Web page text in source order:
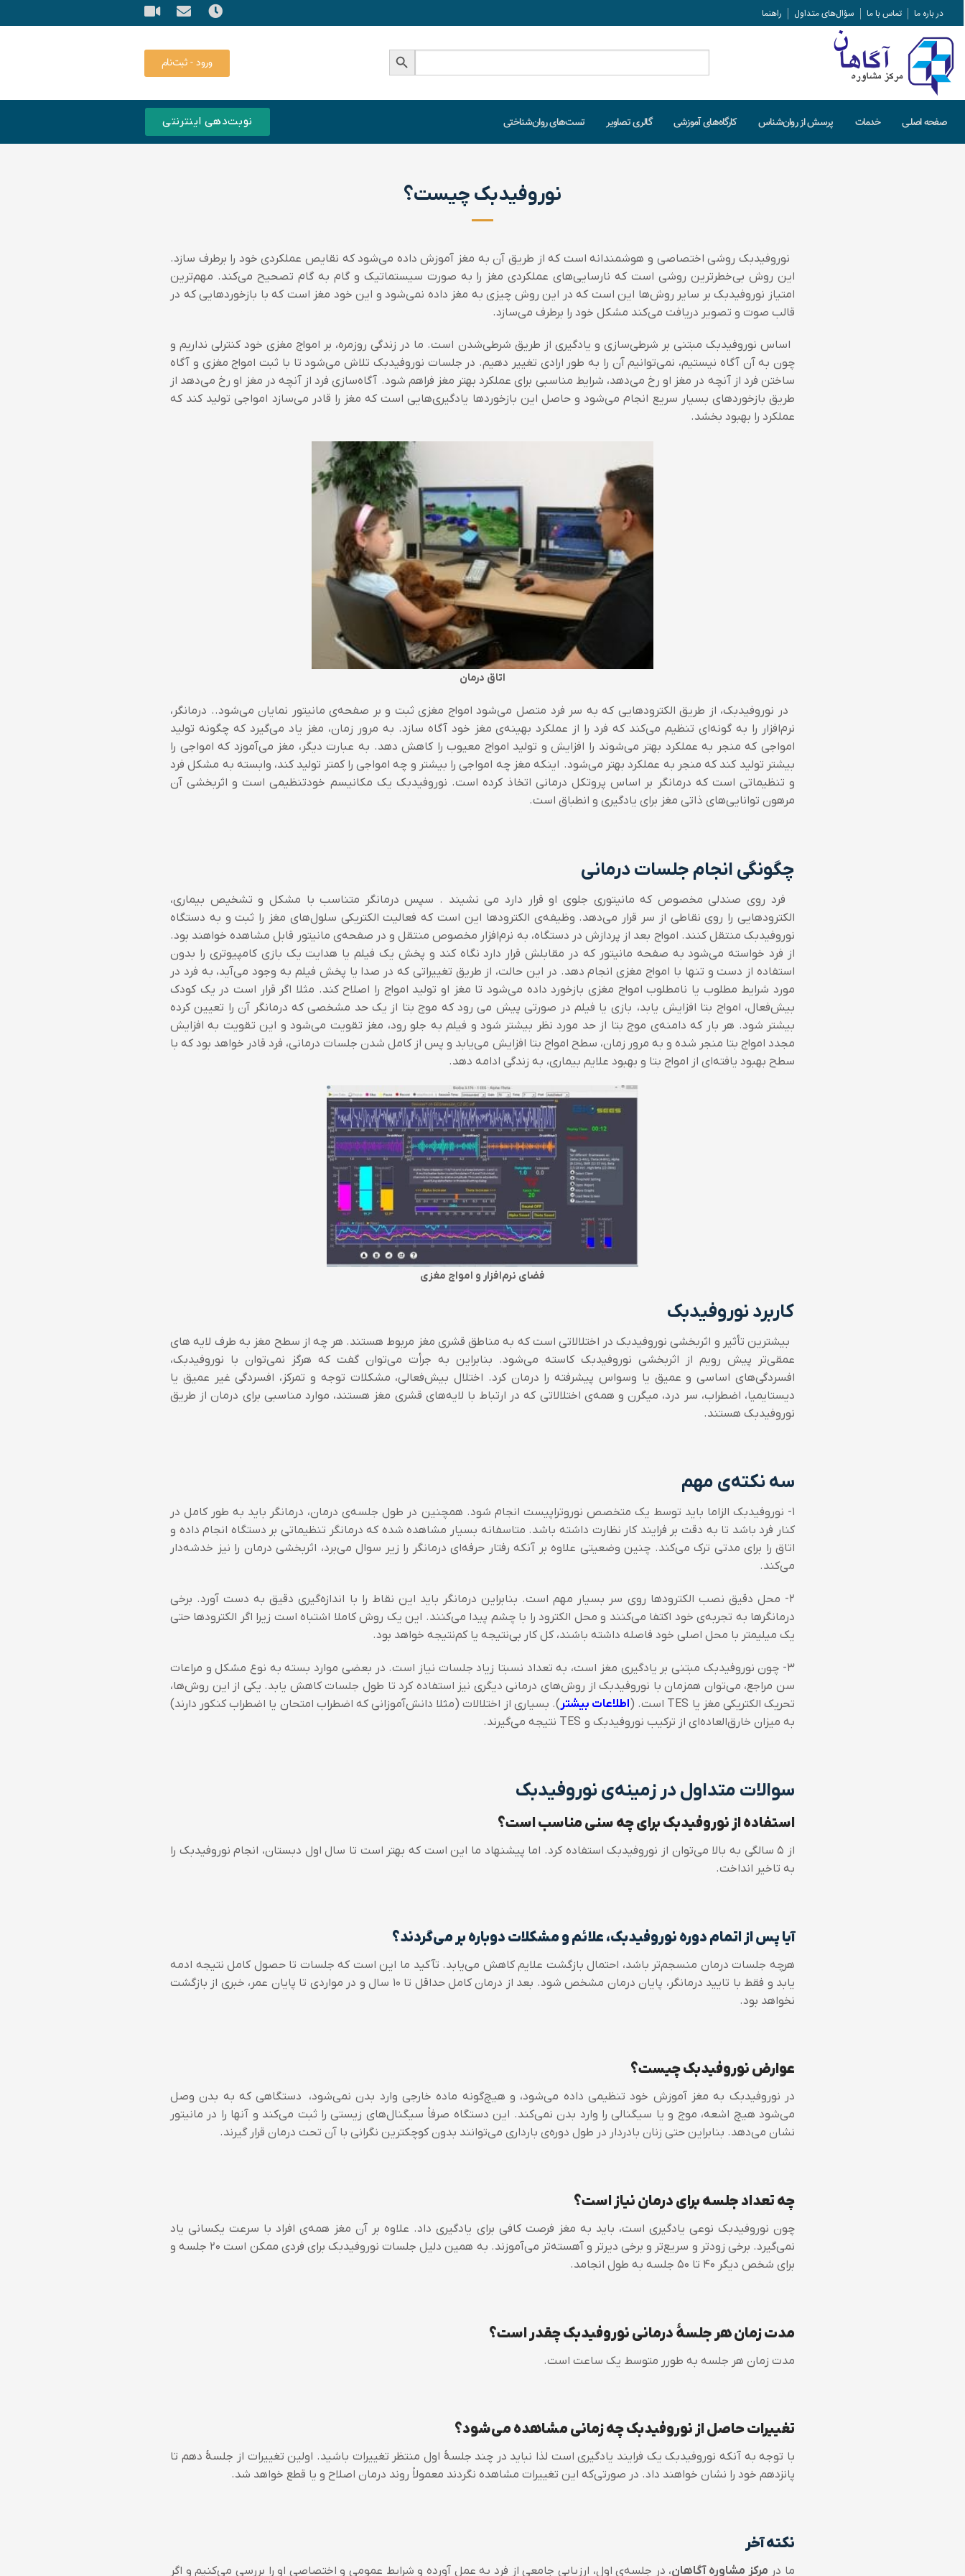
در باره ما تماس با ما سؤال‌های متداول راهنما
جستجو دکمه جستجو
ورود - ثبت‌نام
صفحه اصلـی خدمات پرسش از روان‌شناس کارگاه‌های آموزشی گالری تصاویر تست‌های روان‌شناختی نوبت‌دهی اینترنتی
نوروفیدبک چیست؟
نوروفیدبک روشی اختصاصی و هوشمندانه است که از طریق آن به مغز آموزش داده می‌شود که نقایص عملکردی خود را برطرف سازد.
این روش بی‌خطرترین روشی است که نارسایی‌های عملکردی مغز را به صورت سیستماتیک و گام به گام تصحیح می‌کند. مهم‌ترین
امتیاز نوروفیدبک بر سایر روش‌ها این است که در این روش چیزی به مغز داده نمی‌شود و این خود مغز است که با بازخوردهایی که در
قالب صوت و تصویر دریافت می‌کند مشکل خود را برطرف می‌سازد.
اساس نوروفیدبک مبتنی بر شرطی‌سازی و یادگیری از طریق شرطی‌شدن است. ما در زندگی روزمره‌، بر امواج مغزی خود کنترلی نداریم و
چون به آن آگاه نیستیم، نمی‌توانیم آن را به طور ارادی تغییر دهیم. در جلسات نوروفیدبک تلاش می‌شود تا با ثبت امواج مغزی و آگاه
ساختن فرد از آنچه در مغز او رخ می‌دهد، شرایط مناسبی برای عملکرد بهتر مغز فراهم شود. آگاه‌سازی فرد از آنچه در مغز او رخ می‌دهد از
طریق بازخوردهای بسیار سریع انجام می‌شود و حاصل این بازخوردها یادگیری‌هایی است که مغز را قادر می‌سازد امواجی تولید کند که
عملکرد را بهبود بخشد.
اتاق درمان
در نوروفیدبک، از طریق الکترودهایی که به سر فرد متصل می‌شود امواج مغزی ثبت و بر صفحه‌ی مانیتور نمایان می‌شود.. درمانگر،
نرم‌افزار را به گونه‌ای تنظیم می‌کند که فرد را از عملکرد بهینه‌ی مغز خود آگاه سازد. به مرور زمان، مغز یاد می‌گیرد که چگونه تولید
امواجی که منجر به عملکرد بهتر می‌شوند را افزایش و تولید امواج معیوب را کاهش دهد. به عبارت دیگر، مغز می‌آموزد که امواجی را
بیشتر تولید کند که منجر به عملکرد بهتر می‌شود. اینکه مغز چه امواجی را بیشتر و چه امواجی را کمتر تولید کند، وابسته به مشکل فرد
و تنظیماتی است که درمانگر بر اساس پروتکل درمانی اتخاذ کرده است. نوروفیدبک یک مکانیسم خودتنظیمی است و اثربخشی آن
مرهون توانایی‌های ذاتی مغز برای یادگیری و انطباق است.
چگونگی انجام جلسات درمانی
فرد روی صندلی مخصوص که مانیتوری جلوی او قرار دارد می نشیند . سپس درمانگر متناسب با مشکل و تشخیص بیماری،
الکترودهایی را روی نقاطی از سر قرار می‌دهد. وظیفه‌ی الکترودها این است که فعالیت الکتریکی سلول‌های مغز را ثبت و به دستگاه
نوروفیدبک منتقل کنند. امواج بعد از پردازش در دستگاه، به نرم‌افزار مخصوص منتقل و در صفحه‌ی مانیتور قابل مشاهده خواهند بود.
از فرد خواسته می‌شود به صفحه مانیتور که در مقابلش قرار دارد نگاه کند و پخش یک فیلم یا هدایت یک بازی کامپیوتری را بدون
استفاده از دست و تنها با امواج مغزی انجام دهد. در این حالت، از طریق تغییراتی که در صدا یا پخش فیلم به وجود می‌آید، به فرد در
مورد شرایط مطلوب یا نامطلوب امواج مغزی بازخورد داده می‌شود تا مغز او تولید امواج را اصلاح کند. مثلا اگر قرار است در یک کودک
بیش‌فعال، امواج بتا افزایش یابد، بازی یا فیلم در صورتی پیش می رود که موج بتا از یک حد مشخصی که درمانگر آن را تعیین کرده
بیشتر شود. هر بار که دامنه‌ی موج بتا از حد مورد نظر بیشتر شود و فیلم به جلو رود، مغز تقویت می‌شود و این تقویت به افزایش
مجدد امواج بتا منجر شده و به مرور زمان، سطح امواج بتا افزایش می‌یابد و پس از کامل شدن جلسات درمانی، فرد قادر خواهد بود که با
سطح بهبود یافته‌ای از امواج بتا و بهبود علایم بیماری، به زندگی ادامه دهد.
فضای نرم‌افزار و امواج مغزی
کاربرد نوروفیدبک
بیشترین تأثیر و اثربخشی نوروفیدبک در اختلالاتی است که به مناطق قشری مغز مربوط هستند. هر چه از سطح مغز به طرف لایه های
عمقی‌تر پیش رویم از اثربخشی نوروفیدبک کاسته می‌شود. بنابراین به جرأت می‌توان گفت که هرگز نمی‌توان با نوروفیدبک،
افسردگی‌های اساسی و عمیق یا وسواس پیشرفته را درمان کرد. اختلال بیش‌فعالی، مشکلات توجه و تمرکز، افسردگی غیر عمیق یا
دیستایمیا، اضطراب، سر درد، میگرن و همه‌ی اختلالاتی که در ارتباط با لایه‌های قشری مغز هستند، موارد مناسبی برای درمان از طریق
نوروفیدبک هستند.
سه نکته‌ی مهم
۱- نوروفیدبک الزاما باید توسط یک متخصص نوروتراپیست انجام شود. همچنین در طول جلسه‌ی درمان، درمانگر باید به طور کامل در
کنار فرد باشد تا به دقت بر فرایند کار نظارت داشته باشد. متاسفانه بسیار مشاهده شده که درمانگر تنظیماتی بر دستگاه انجام داده و
اتاق را برای مدتی ترک می‌کند. چنین وضعیتی علاوه بر آنکه رفتار حرفه‌ای درمانگر را زیر سوال می‌برد، اثربخشی درمان را نیز خدشه‌دار
می‌کند.
۲- محل دقیق نصب الکترودها روی سر بسیار مهم است. بنابراین درمانگر باید این نقاط را با اندازه‌گیری دقیق به دست آورد. برخی
درمانگرها به تجربه‌ی خود اکتفا می‌کنند و محل الکترود را با چشم پیدا می‌کنند. این یک روش کاملا اشتباه است زیرا اگر الکترودها حتی
یک میلیمتر با محل اصلی خود فاصله داشته باشند، کل کار بی‌نتیجه یا کم‌نتیجه خواهد بود.
۳- چون نوروفیدبک مبتنی بر یادگیری مغز است، به تعداد نسبتا زیاد جلسات نیاز است. در بعضی موارد بسته به نوع مشکل و مراعات
سن مراجع، می‌توان همزمان با نوروفیدبک از روش‌های درمانی دیگری نیز استفاده کرد تا طول جلسات کاهش یابد. یکی از این روش‌ها،
تحریک الکتریکی مغز یا TES است. (
اطلاعات بیشتر). بسیاری از اختلالات (مثلا دانش‌آموزانی که اضطراب امتحان یا اضطراب کنکور دارند)
به میزان خارق‌العاده‌ای از ترکیب نوروفیدبک و TES نتیجه می‌گیرند.
سوالات متداول در زمینه‌ی نوروفیدبک
استفاده از نوروفیدبک برای چه سنی مناسب است؟
از ۵ سالگی به بالا می‌توان از نوروفیدبک استفاده کرد. اما پیشنهاد ما این است که بهتر است تا سال اول دبستان، انجام نوروفیدبک را
به تاخیر انداخت.
آیا پس از اتمام دوره نوروفیدبک، علائم و مشکلات دوباره بر می‌گردند؟
هرچه جلسات درمان منسجم‌تر باشد، احتمال بازگشت علایم کاهش می‌یابد. تآکید ما این است که جلسات تا حصول کامل نتیجه ادمه
یابد و فقط با تایید درمانگر، پایان درمان مشخص شود. بعد از درمان کامل حداقل تا ۱۰ سال و در مواردی تا پایان عمر، خبری از بازگشت
نخواهد بود.
عوارض نوروفیدبک چیست؟
در نوروفیدبک به مغز آموزش خود تنظیمی داده می‌شود، و هیچ‌گونه ماده خارجی وارد بدن نمی‌شود، دستگاهی که به بدن وصل
می‌شود هیچ اشعه، موج و یا سیگنالی را وارد بدن نمی‌کند. این دستگاه صرفاً سیگنال‌های زیستی را ثبت می‌کند و آنها را در مانیتور
نشان می‌دهد. بنابراین حتی زنان بادردار در طول دوره‌ی بارداری می‌توانند بدون کوچکترین نگرانی با آن تحت درمان قرار گیرند.
چه تعداد جلسه برای درمان نیاز است؟
چون نوروفیدبک نوعی یادگیری است، باید به مغز فرصت کافی برای یادگیری داد. علاوه بر آن مغز همه‌ی افراد با سرعت یکسانی یاد
نمی‌گیرد. برخی زودتر و سریع‌تر و برخی دیرتر و آهسته‌تر می‌آموزند. به همین دلیل جلسات نوروفیدبک برای فردی ممکن است ۲۰ جلسه و
برای شخص دیگر ۴۰ تا ۵۰ جلسه به طول انجامد.
مدت زمان هر جلسۀ درمانی نوروفیدبک چقدر است؟
مدت زمان هر جلسه به طورر متوسط یک ساعت است.
تغییرات حاصل از نوروفیدبک چه زمانی مشاهده می‌شود؟
با توجه به آنکه نوروفیدبک یک فرایند یادگیری است لذا نباید در چند جلسۀ اول منتظر تغییرات باشید. اولین تغییرات از جلسۀ دهم تا
پانزدهم خود را نشان خواهند داد. در صورتی‌که این تغییرات مشاهده نگردند معمولاً روند درمان اصلاح و یا قطع خواهد شد.
نکته آخر
ما در مرکز مشاوره آگاهان، در جلسه‌ی اول، ارزیابی جامعی از فرد به عمل آورده و شرایط عمومی و اختصاصی او را بررسی می‌کنیم و اگر